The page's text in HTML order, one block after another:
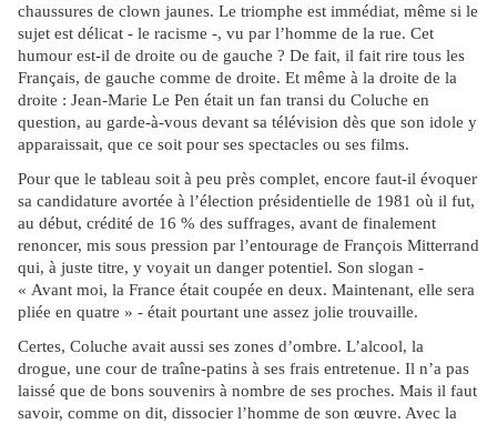
chaussures de clown jaunes. Le triomphe est immédiat, même si le
sujet est délicat - le racisme -, vu par l’homme de la rue. Cet
humour est-il de droite ou de gauche ? De fait, il fait rire tous les
Français, de gauche comme de droite. Et même à la droite de la
droite : Jean-Marie Le Pen était un fan transi du Coluche en
question, au garde-à-vous devant sa télévision dès que son idole y
apparaissait, que ce soit pour ses spectacles ou ses films.
Pour que le tableau soit à peu près complet, encore faut-il évoquer
sa candidature avortée à l’élection présidentielle de 1981 où il fut,
au début, crédité de 16 % des suffrages, avant de finalement
renoncer, mis sous pression par l’entourage de François Mitterrand
qui, à juste titre, y voyait un danger potentiel. Son slogan -
« Avant moi, la France était coupée en deux. Maintenant, elle sera
pliée en quatre » - était pourtant une assez jolie trouvaille.
Certes, Coluche avait aussi ses zones d’ombre. L’alcool, la
drogue, une cour de traîne-patins à ses frais entretenue. Il n’a pas
laissé que de bons souvenirs à nombre de ses proches. Mais il faut
savoir, comme on dit, dissocier l’homme de son œuvre. Avec la